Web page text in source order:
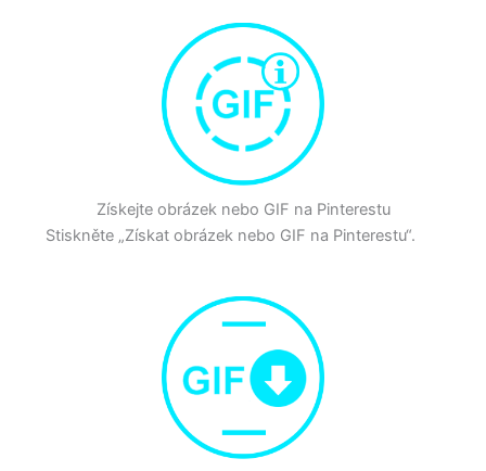
Získejte obrázek nebo GIF na Pinterestu
Stiskněte „Získat obrázek nebo GIF na Pinterestu“.